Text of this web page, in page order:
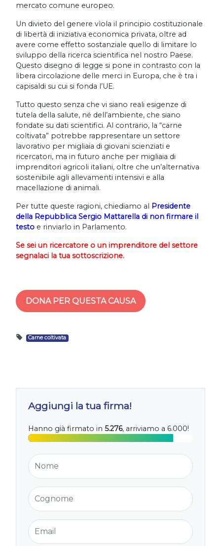
mercato comune europeo.
Un divieto del genere vìola il principio costituzionale
di libertà di iniziativa economica privata, oltre ad
avere come effetto sostanziale quello di limitare lo
sviluppo della ricerca scientifica nel nostro Paese.
Questo disegno di legge si pone in contrasto con la
libera circolazione delle merci in Europa, che è tra i
capisaldi su cui si fonda l’UE.
Tutto questo senza che vi siano reali esigenze di
tutela della salute, né dell’ambiente, che siano
fondate su dati scientifici. Al contrario, la “carne
coltivata” potrebbe rappresentare un settore
lavorativo per migliaia di giovani scienziati e
ricercatori, ma in futuro anche per migliaia di
imprenditori agricoli italiani, oltre che un’alternativa
sostenibile agli allevamenti intensivi e alla
macellazione di animali.
Per tutte queste ragioni, chiediamo al Presidente
della Repubblica Sergio Mattarella di non firmare il
testo e rinviarlo in Parlamento.
Se sei un ricercatore o un imprenditore del settore
segnalaci la tua sottoscrizione.
DONA PER QUESTA CAUSA
Carne coltivata
Aggiungi la tua firma!
Hanno già firmato in 5.276, arriviamo a 6.000!
Nome
Cognome
Email